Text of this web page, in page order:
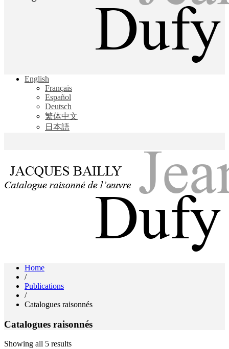
Jean Dufy
Jacques Bailly - Catalogue raisonné de l'œuvre de Jean Dufy
English
Français
Español
Deutsch
繁体中文
日本語
Jean Dufy
Jacques Bailly - Catalogue raisonné de l'œuvre de Jean Dufy
Home
/
Publications
/
Catalogues raisonnés
Catalogues raisonnés
Showing all 5 results